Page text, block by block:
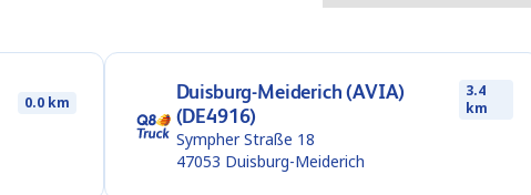
0.0 km
Duisburg-Meiderich (AVIA)
(DE4916)
3.4
km
Sympher Straße 18
47053 Duisburg-Meiderich